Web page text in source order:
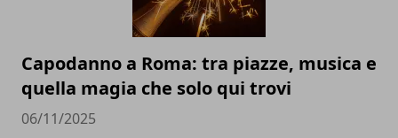
Capodanno a Roma: tra piazze, musica e
quella magia che solo qui trovi
06/11/2025